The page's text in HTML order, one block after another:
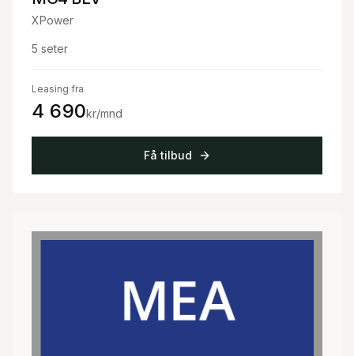
XPower
5 seter
Leasing fra
4 690kr/mnd
Få tilbud